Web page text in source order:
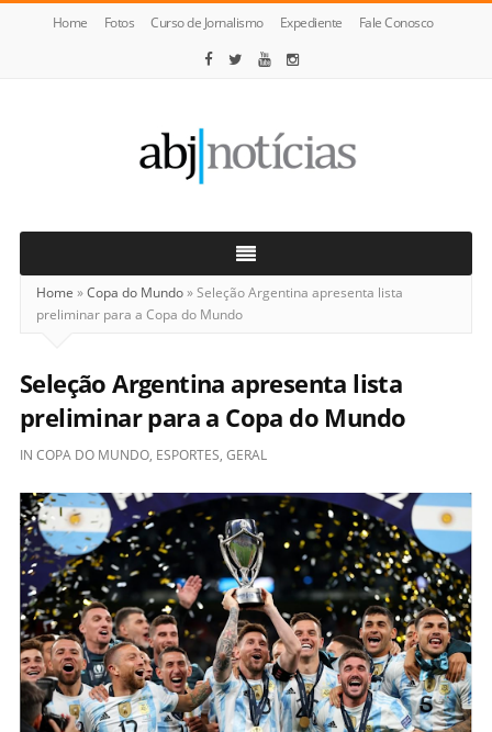
Home Fotos Curso de Jornalismo Expediente Fale Conosco
Notícias
Home »Copa do Mundo»Seleção Argentina apresenta lista
preliminar para a Copa do Mundo
Seleção Argentina apresenta lista
preliminar para a Copa do Mundo
IN COPA DO MUNDO, ESPORTES, GERAL